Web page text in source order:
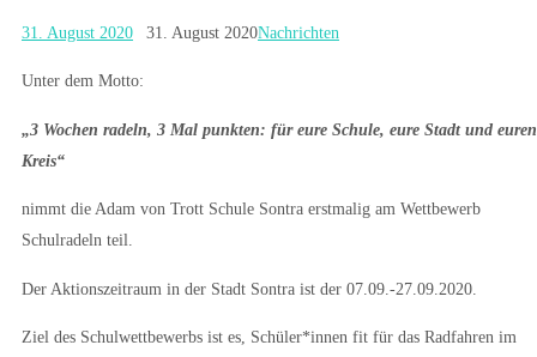
31. August 2020 31. August 2020Nachrichten
Unter dem Motto:
„3 Wochen radeln, 3 Mal punkten: für eure Schule, eure Stadt und euren
Kreis“
nimmt die Adam von Trott Schule Sontra erstmalig am Wettbewerb
Schulradeln teil.
Der Aktionszeitraum in der Stadt Sontra ist der 07.09.-27.09.2020.
Ziel des Schulwettbewerbs ist es, Schüler*innen fit für das Radfahren im